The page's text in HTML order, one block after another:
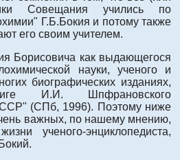
Совещания учились по
Г.Б.Бокия и потому также
его своим учителем.
Борисовича как выдающегося
науки, ученого и
биографических изданиях,
И.И. Шпфрановского
(СПб, 1996). Поэтому ниже
важных, по нашему мнению,
ученого-энциклопедиста,